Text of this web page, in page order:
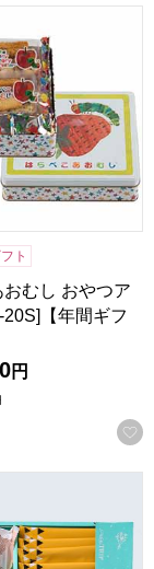
[RGFT-20]【年
録する
ト
むし おやつア
20S]【年間ギフ
円
入【年間ギフト